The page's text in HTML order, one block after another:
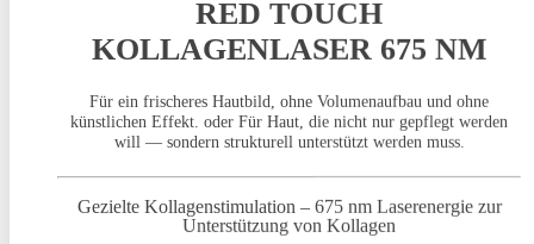
RED TOUCH
KOLLAGENLASER 675 NM
Für ein frischeres Hautbild, ohne Volumenaufbau und ohne
künstlichen Effekt. oder Für Haut, die nicht nur gepflegt werden
will — sondern strukturell unterstützt werden muss.
Gezielte Kollagenstimulation – 675 nm Laserenergie zur
Unterstützung von Kollagen